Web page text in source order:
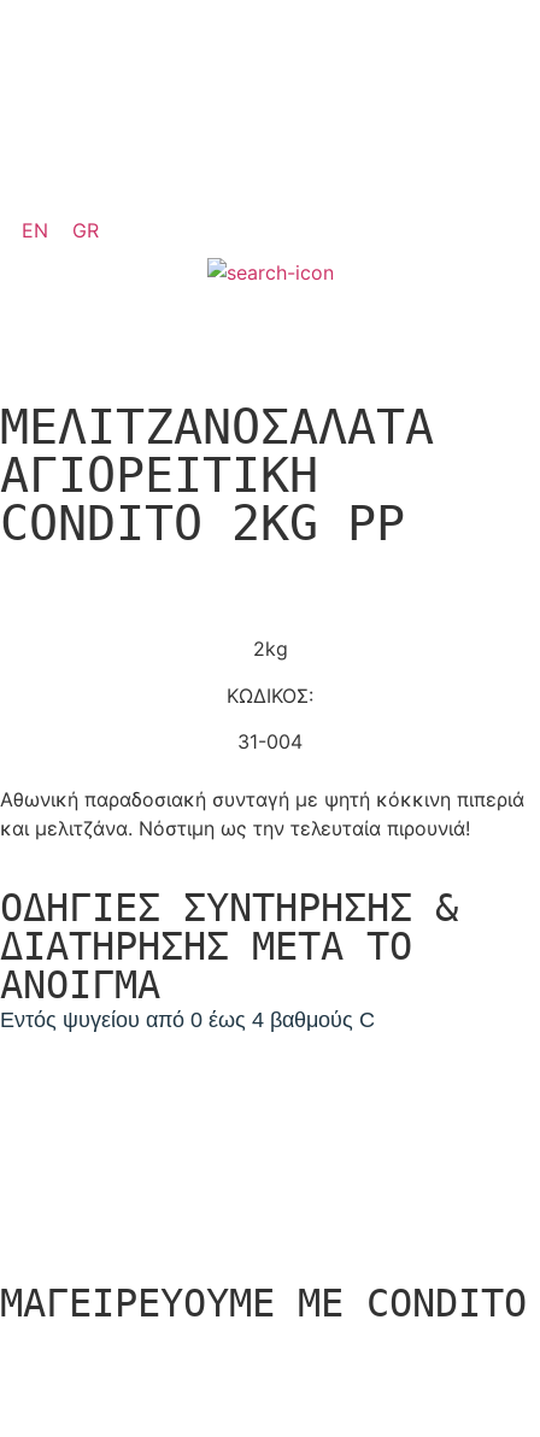
EN GR
ΜΕΛΙΤΖΑΝΟΣΑΛΑΤΑ
ΑΓΙΟΡΕΙΤΙΚΗ
CONDITO 2KG PP
2kg
ΚΩΔΙΚΟΣ:
31-004
Αθωνική παραδοσιακή συνταγή με ψητή κόκκινη πιπεριά
και μελιτζάνα. Νόστιμη ως την τελευταία πιρουνιά!
ΟΔΗΓΙΕΣ ΣΥΝΤΗΡΗΣΗΣ &
ΔΙΑΤΗΡΗΣΗΣ ΜΕΤΑ ΤΟ
ΑΝΟΙΓΜΑ
Εντός ψυγείου από 0 έως 4 βαθμούς C
ΜΑΓΕIΡΕΥΟΥΜΕ ΜΕ CONDITO